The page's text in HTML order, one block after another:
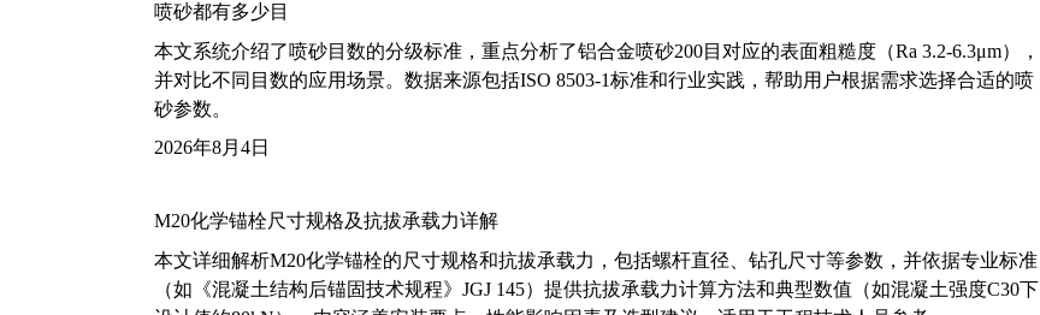
喷砂都有多少目
本文系统介绍了喷砂目数的分级标准，重点分析了铝合金喷砂200目对应的表面粗糙度（Ra 3.2-6.3μm），
并对比不同目数的应用场景。数据来源包括ISO 8503-1标准和行业实践，帮助用户根据需求选择合适的喷
砂参数。
2026年8月4日
M20化学锚栓尺寸规格及抗拔承载力详解
本文详细解析M20化学锚栓的尺寸规格和抗拔承载力，包括螺杆直径、钻孔尺寸等参数，并依据专业标准
（如《混凝土结构后锚固技术规程》JGJ 145）提供抗拔承载力计算方法和典型数值（如混凝土强度C30下